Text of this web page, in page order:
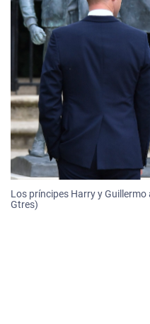
Los príncipes Harry y
Gtres)